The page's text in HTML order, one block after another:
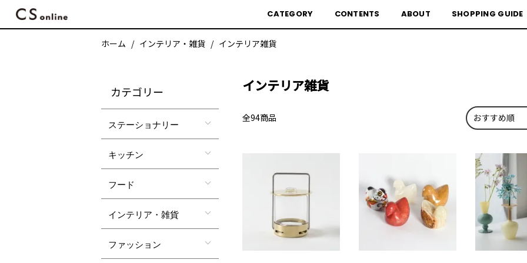
CATEGORY CONTENTS ABOUT SHOPPING GUIDE
ホーム インテリア・雑貨 インテリア雑貨
インテリア雑貨
全94商品
カテゴリー
ステーショナリー
キッチン
フード
インテリア・雑貨
ファッション